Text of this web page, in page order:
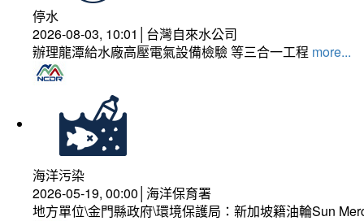
停水
2026-08-03, 10:01│台灣自來水公司
辦理龍潭給水廠高壓電氣設備檢驗 等三合一工程 more...
海洋污染
2026-05-19, 00:00│海洋保育署
地方單位\金門縣政府\環境保護局：新加坡籍油輪Sun